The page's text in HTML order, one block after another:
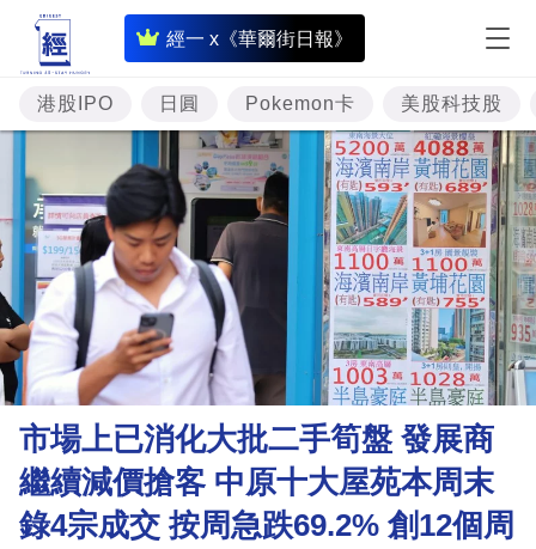
經一 x《華爾街日報》
即
時
財
經
專
題
投
資
樓
市
理
財
商
業
港股IPO 日圓 Pokemon卡 美股科技股
市場上已消化大批二手筍盤 發展商
繼續減價搶客 中原十大屋苑本周末
錄4宗成交 按周急跌69.2% 創12個周